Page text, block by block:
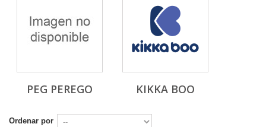
PEG PEREGO KIKKA BOO
Ordenar por